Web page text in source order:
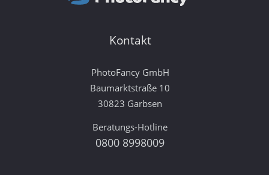
Kontakt
PhotoFancy GmbH
Baumarktstraße 10
30823 Garbsen
Beratungs-Hotline
0800 8998009